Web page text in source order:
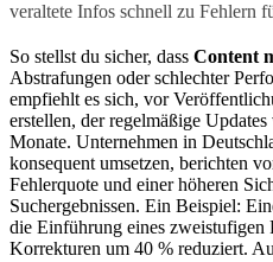
veraltete Infos schnell zu Fehlern
So stellst du sicher, dass Content
Abstrafungen oder schlechter
empfiehlt es sich, vor
erstellen, der regelmäßige
Monate. Unternehmen in
konsequent umsetzen, berichten
Fehlerquote und einer höheren
Suchergebnissen. Ein Beispiel:
die Einführung eines zweistufigen
Korrekturen um 40 % reduziert.